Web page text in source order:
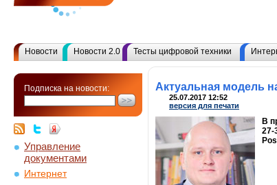
Новости Новости 2.0 Тесты цифровой техники
Подписка на новости:
Управление
документами
Интернет
Актуальная модель
25.07.2017 12:52
версия для печати
В
27-